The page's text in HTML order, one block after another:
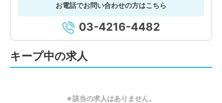
お電話でお問い合わせの方はこちら
03-4216-4482
キープ中の求人
※該当の求人はありません。